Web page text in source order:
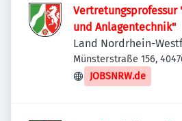
Vertretungsprofessur
und Anlagentechnik"
Land Nordrhein-
Münsterstraße 156,
Deutschland
JOBSNRW.de